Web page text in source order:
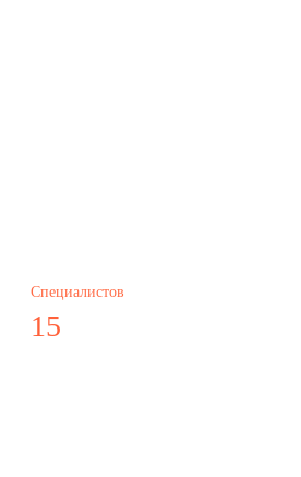
Специалистов
15